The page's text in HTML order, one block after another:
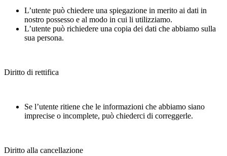
L’utente può chiedere una spiegazione in merito ai dati in
nostro possesso e al modo in cui li utilizziamo.
L’utente può richiedere una copia dei dati che abbiamo sulla
sua persona.
Diritto di rettifica
Se l’utente ritiene che le informazioni che abbiamo siano
imprecise o incomplete, può chiederci di correggerle.
Diritto alla cancellazione